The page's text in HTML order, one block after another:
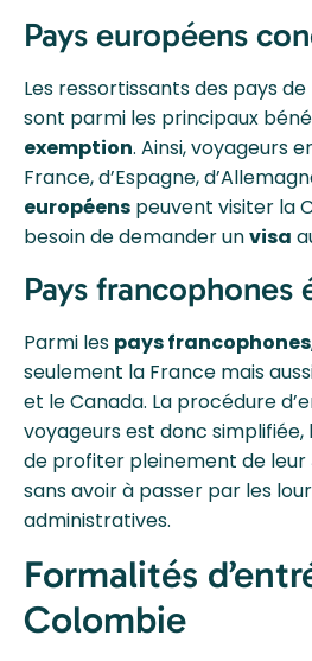
Pays européens
Les ressortissants des pays
sont parmi les principaux
exemption. Ainsi, voyageurs
France, d’Espagne,
européens peuvent visiter la
besoin de demander unvisa
Pays francophones
Parmi les pays francophones
seulement la France mais
et le Canada. La procédure
voyageurs est donc
de profiter pleinement de leur
sans avoir à passer par les
administratives.
Formalités
Colombie